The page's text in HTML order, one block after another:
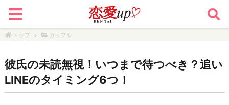
トップ > カップル
彼氏の未読無視！いつまで待つべき？追い
LINEのタイミング6つ！